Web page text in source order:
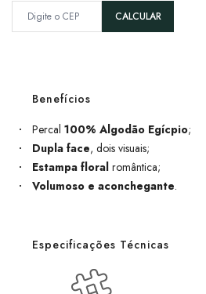
Benefícios
Percal 100% Algodão Egícpio;
Dupla face, dois visuais;
Estampa floral romântica;
Volumoso e aconchegante.
Especificações Técnicas